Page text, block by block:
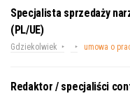
Specjalista sprzedaży
(PL/UE)
Gdziekolwiek umowa o
Redaktor / specjaliści